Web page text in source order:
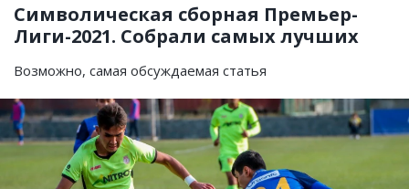
Символическая сборная Премьер-
Лиги-2021. Собрали самых лучших
Возможно, самая обсуждаемая статья